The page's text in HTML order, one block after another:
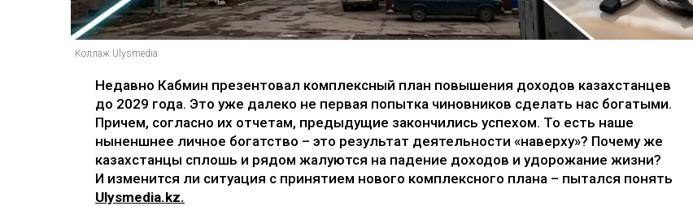
Коллаж Ulysmedia
Недавно Кабмин презентовал комплексный план повышения доходов казахстанцев
до 2029 года. Это уже далеко не первая попытка чиновников сделать нас богатыми.
Причем, согласно их отчетам, предыдущие закончились успехом. То есть наше
ныненшнее личное богатство – это результат деятельности «наверху»? Почему же
казахстанцы сплошь и рядом жалуются на падение доходов и удорожание жизни?
И изменится ли ситуация с принятием нового комплексного плана – пытался понять
Ulysmedia.kz.